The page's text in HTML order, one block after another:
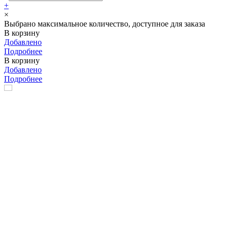
+
×
Выбрано максимальное количество, доступное для заказа
В корзину
Добавлено
Подробнее
В корзину
Добавлено
Подробнее